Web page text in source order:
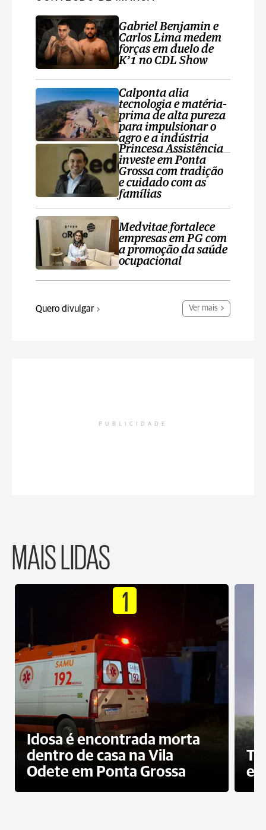
Gabriel Benjamin e
Carlos Lima medem
forças em duelo de
K’1 no CDL Show
Calponta alia
tecnologia e matéria-
prima de alta pureza
para impulsionar o
agro e a indústria
Princesa Assistência
investe em Ponta
Grossa com tradição
e cuidado com as
famílias
Medvitae fortalece
empresas em PG com
a promoção da saúde
ocupacional
Quero divulgar Ver mais
PUBLICIDADE
MAIS LIDAS
1
Idosa é encontrada morta
dentro de casa na Vila
Odete em Ponta Grossa
e